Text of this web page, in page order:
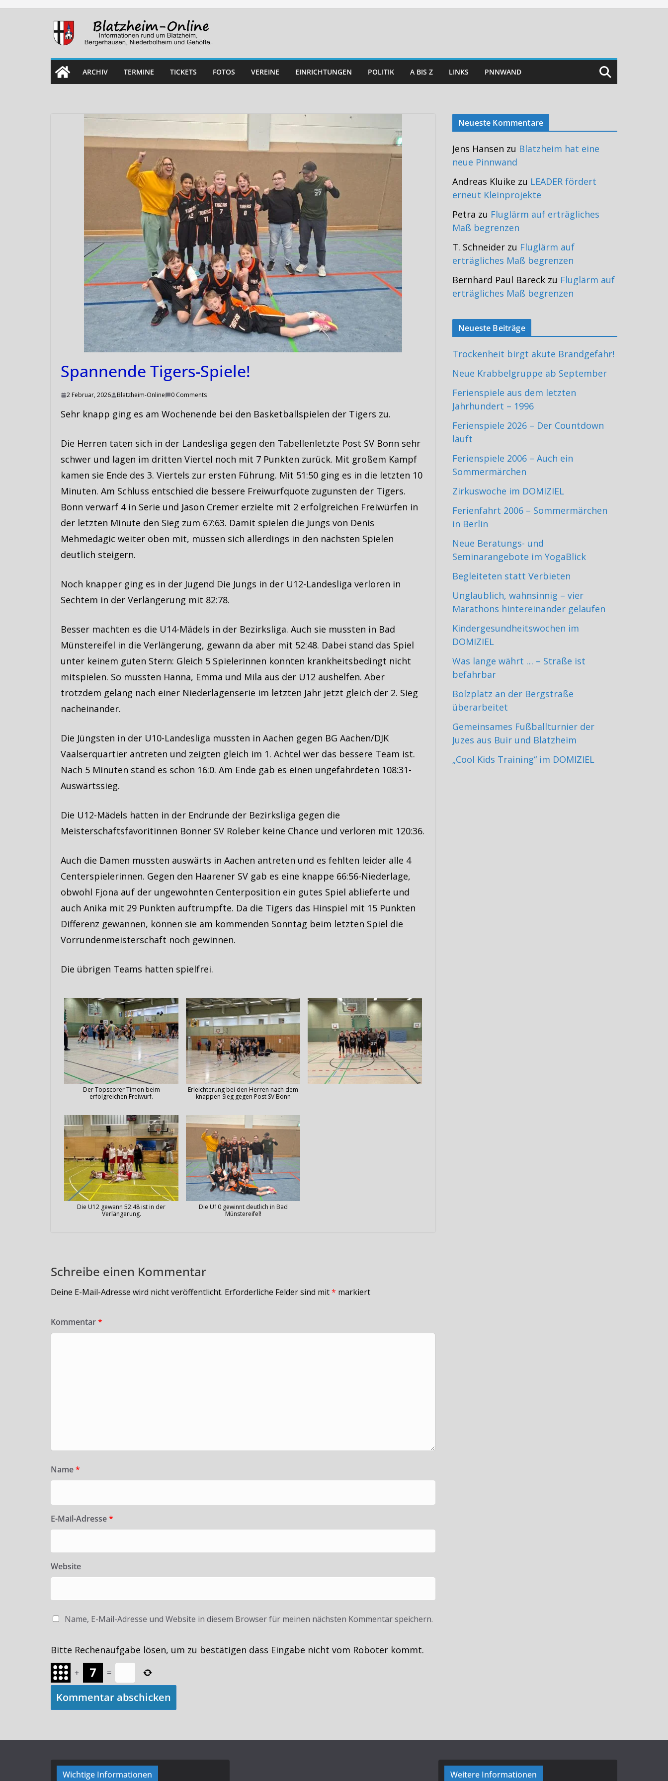
Skip
ARCHIV TERMINE TICKETS FOTOS VEREINE EINRICHTUNGEN POLITIK A BIS Z LINKS PNNWAND
Spannende Tigers-Spiele!
2 Februar, 2026 Blatzheim-Online 0 Comments
Sehr knapp ging es am Wochenende bei den Basketballspielen der Tigers zu.
Die Herren taten sich in der Landesliga gegen den Tabellenletzte Post SV Bonn sehr
schwer und lagen im dritten Viertel noch mit 7 Punkten zurück. Mit großem Kampf
kamen sie Ende des 3. Viertels zur ersten Führung. Mit 51:50 ging es in die letzten 10
Minuten. Am Schluss entschied die bessere Freiwurfquote zugunsten der Tigers.
Bonn verwarf 4 in Serie und Jason Cremer erzielte mit 2 erfolgreichen Freiwürfen in
der letzten Minute den Sieg zum 67:63. Damit spielen die Jungs von Denis
Mehmedagic weiter oben mit, müssen sich allerdings in den nächsten Spielen
deutlich steigern.
Noch knapper ging es in der Jugend Die Jungs in der U12-Landesliga verloren in
Sechtem in der Verlängerung mit 82:78.
Besser machten es die U14-Mädels in der Bezirksliga. Auch sie mussten in Bad
Münstereifel in die Verlängerung, gewann da aber mit 52:48. Dabei stand das Spiel
unter keinem guten Stern: Gleich 5 Spielerinnen konnten krankheitsbedingt nicht
mitspielen. So mussten Hanna, Emma und Mila aus der U12 aushelfen. Aber
trotzdem gelang nach einer Niederlagenserie im letzten Jahr jetzt gleich der 2. Sieg
nacheinander.
Die Jüngsten in der U10-Landesliga mussten in Aachen gegen BG Aachen/DJK
Vaalserquartier antreten und zeigten gleich im 1. Achtel wer das bessere Team ist.
Nach 5 Minuten stand es schon 16:0. Am Ende gab es einen ungefährdeten 108:31-
Auswärtssieg.
Die U12-Mädels hatten in der Endrunde der Bezirksliga gegen die
Meisterschaftsfavoritinnen Bonner SV Roleber keine Chance und verloren mit 120:36.
Auch die Damen mussten auswärts in Aachen antreten und es fehlten leider alle 4
Centerspielerinnen. Gegen den Haarener SV gab es eine knappe 66:56-Niederlage,
obwohl Fjona auf der ungewohnten Centerposition ein gutes Spiel ablieferte und
auch Anika mit 29 Punkten auftrumpfte. Da die Tigers das Hinspiel mit 15 Punkten
Differenz gewannen, können sie am kommenden Sonntag beim letzten Spiel die
Vorrundenmeisterschaft noch gewinnen.
Die übrigen Teams hatten spielfrei.
Der Topscorer Timon beim
erfolgreichen Freiwurf.
Erleichterung bei den Herren nach dem
knappen Sieg gegen Post SV Bonn
Die U12 gewann 52:48 ist in der
Verlängerung.
Die U10 gewinnt deutlich in Bad
Münstereifel!
Schreibe einen Kommentar
Deine E-Mail-Adresse wird nicht veröffentlicht. Erforderliche Felder sind mit* markiert
Kommentar*
Name*
E-Mail-Adresse*
Website
Name, E-Mail-Adresse und Website in diesem Browser für meinen nächsten Kommentar speichern.
Bitte Rechenaufgabe lösen, um zu bestätigen dass Eingabe nicht vom Roboter kommt.
+ =
Neueste Kommentare
Jens Hansen zu Blatzheim hat eine
neue Pinnwand
Andreas Kluike zu LEADER fördert
erneut Kleinprojekte
Petra zu Fluglärm auf erträgliches
Maß begrenzen
T. Schneider zu Fluglärm auf
erträgliches Maß begrenzen
Bernhard Paul Bareck zu Fluglärm auf
erträgliches Maß begrenzen
Neueste Beiträge
Trockenheit birgt akute Brandgefahr!
Neue Krabbelgruppe ab September
Ferienspiele aus dem letzten
Jahrhundert – 1996
Ferienspiele 2026 – Der Countdown
läuft
Ferienspiele 2006 – Auch ein
Sommermärchen
Zirkuswoche im DOMIZIEL
Ferienfahrt 2006 – Sommermärchen
in Berlin
Neue Beratungs- und
Seminarangebote im YogaBlick
Begleiteten statt Verbieten
Unglaublich, wahnsinnig – vier
Marathons hintereinander gelaufen
Kindergesundheitswochen im
DOMIZIEL
Was lange währt … – Straße ist
befahrbar
Bolzplatz an der Bergstraße
überarbeitet
Gemeinsames Fußballturnier der
Juzes aus Buir und Blatzheim
„Cool Kids Training“ im DOMIZIEL
Wichtige Informationen Weitere Informationen